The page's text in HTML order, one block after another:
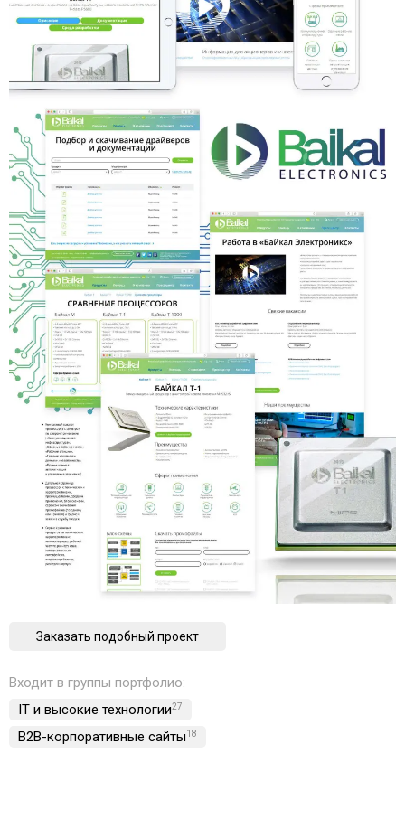
Заказать подобный проект
Входит в группы портфолио:
IT и высокие технологии27
B2B-корпоративные сайты18